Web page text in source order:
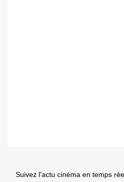
Suivez l'actu cinéma en temps réel